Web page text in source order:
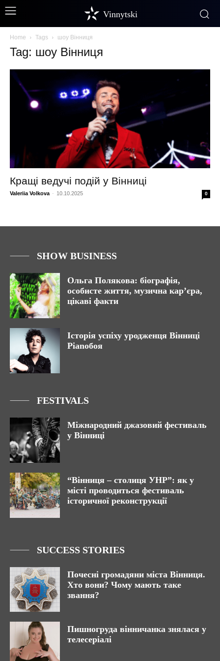
Vinnytski
Home Tags шоу Вінниця
Tag: шоу Вінниця
Кращі ведучі подій у Вінниці
Valeriia Volkova - 10.10.2025 0
SHOW BUSINESS
Ольга Полякова: біографія,
особисте життя, музична кар’єра,
цікаві факти
Історія успіху уродженця Вінниці
Pianoбоя
FESTIVALS
Міжнародний джазовий фестиваль
у Вінниці
“Вінниця – столиця УНР”: як у
місті проводиться фестиваль
історичної реконструкції
SUCCESS STORIES
Почесні громадяни міста Вінниця.
Хто вони? Чому мають таке
звання?
Пишногруда вінничанка знялася у
телесеріалі